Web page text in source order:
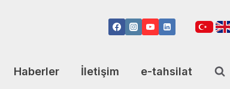
Haberler İletişim e-tahsilat